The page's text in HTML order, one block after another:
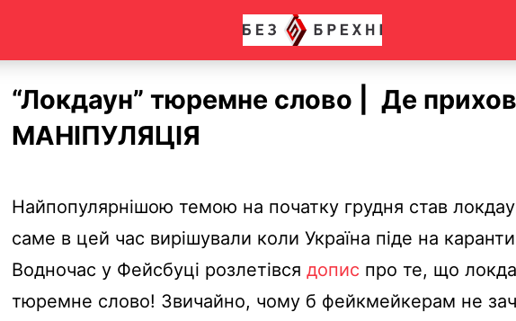
“Локдаун” тюремне слово | Де
МАНІПУЛЯЦІЯ
Найпопулярнішою темою на початку грудня став
саме в цей час вирішували коли Україна піде на
Водночас у Фейсбуці розлетівся допис про те, що
тюремне слово! Звичайно, чому б фейкмейкерам не